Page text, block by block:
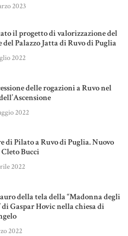
2023
il progetto di valorizzazione del
del Palazzo Jatta di Ruvo di Puglia
2022
delle rogazioni a Ruvo nel
2022
di Pilato a Ruvo di Puglia. Nuovo
Bucci
2022
della tela della “Madonna degli
Gaspar Hovic nella chiesa di
2022